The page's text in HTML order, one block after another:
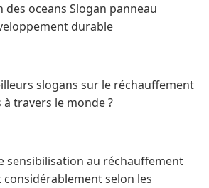
oceans Slogan panneau
durable
slogans sur le réchauffement
travers le monde ?
sensibilisation au réchauffement
selon les